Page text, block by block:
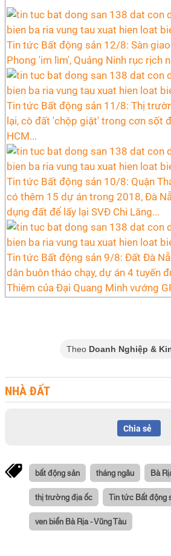
Tin tức Bất động sản 12/8: Sàn
Phong 'im lìm', Quảng Ninh rục rịch
Tin tức Bất động sản 11/8: Thị
lại, cò đất 'chộp giật' trong cơn sốt
HCM...
Tin tức Bất động sản 10/8: Quận
có thêm 15 dự án trong 2018, Đà
dụng đất để lấy lại SVĐ Chi Lăng...
Tin tức Bất động sản 9/8: Đất Đà
dân buôn tháo chạy, dự án 4 tuyến
Thiêm của Đại Quang Minh vướng
Theo Doanh Nghiệp &
NHÀ ĐẤT
Chia sẻ
bất động sản tháng ngâu Bà
thị trường địa ốc Tin tức Bất động
ven biển Bà Rịa - Vũng Tàu